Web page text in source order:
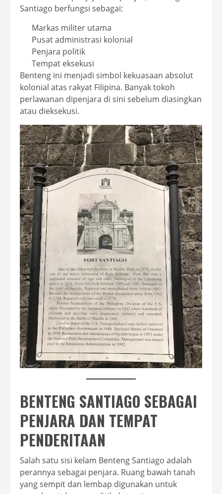
Santiago berfungsi sebagai:
Markas militer utama
Pusat administrasi kolonial
Penjara politik
Tempat eksekusi
Benteng ini menjadi simbol kekuasaan absolut
kolonial atas rakyat Filipina. Banyak tokoh
perlawanan dipenjara di sini sebelum diasingkan
atau dieksekusi.
BENTENG SANTIAGO SEBAGAI
PENJARA DAN TEMPAT
PENDERITAAN
Salah satu sisi kelam Benteng Santiago adalah
perannya sebagai penjara. Ruang bawah tanah
yang sempit dan lembap digunakan untuk